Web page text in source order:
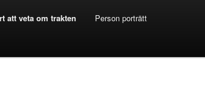
att veta om trakten Person porträtt